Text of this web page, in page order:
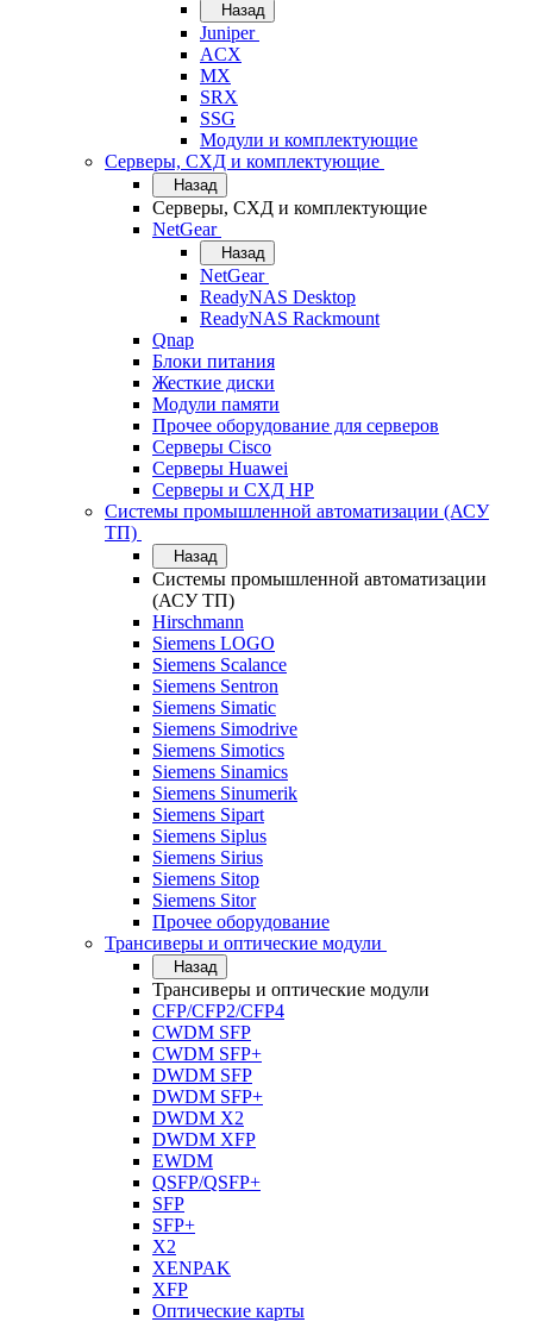
Назад
Juniper
ACX
MX
SRX
SSG
Модули и комплектующие
Серверы, СХД и комплектующие
Назад
Серверы, СХД и комплектующие
NetGear
Назад
NetGear
ReadyNAS Desktop
ReadyNAS Rackmount
Qnap
Блоки питания
Жесткие диски
Модули памяти
Прочее оборудование для серверов
Серверы Cisco
Серверы Huawei
Серверы и СХД HP
Системы промышленной автоматизации (АСУ
ТП)
Назад
Системы промышленной автоматизации
(АСУ ТП)
Hirschmann
Siemens LOGO
Siemens Scalance
Siemens Sentron
Siemens Simatic
Siemens Simodrive
Siemens Simotics
Siemens Sinamics
Siemens Sinumerik
Siemens Sipart
Siemens Siplus
Siemens Sirius
Siemens Sitop
Siemens Sitor
Прочее оборудование
Трансиверы и оптические модули
Назад
Трансиверы и оптические модули
CFP/CFP2/CFP4
CWDM SFP
CWDM SFP+
DWDM SFP
DWDM SFP+
DWDM X2
DWDM XFP
EWDM
QSFP/QSFP+
SFP
SFP+
X2
XENPAK
XFP
Оптические карты